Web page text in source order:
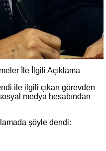
İle İlgili Açıklama
ile ilgili çıkan görevden
medya hesabından
şöyle dendi: